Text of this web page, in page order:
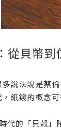
從貝幣
說法說是蔡
紙錢的概念
代的「貝殼」